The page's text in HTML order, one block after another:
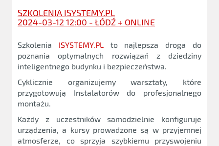
SZKOLENIA ISYSTEMY.PL
2024-03-12 12:00 - ŁÓDŹ + ONLINE
Szkolenia ISYSTEMY.PLto najlepsza droga do
poznania optymalnych rozwiązań z dziedziny
inteligentnego budynku i bezpieczeństwa.
Cyklicznie organizujemy warsztaty, które
przygotowują Instalatorów do profesjonalnego
montażu.
Każdy z uczestników samodzielnie konfiguruje
urządzenia, a kursy prowadzone są w przyjemnej
atmosferze, co sprzyja szybkiemu przyswojeniu